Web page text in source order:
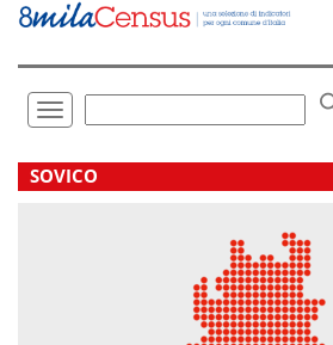
Vai
direttamente
Toggle
navigation
.
SOVICO